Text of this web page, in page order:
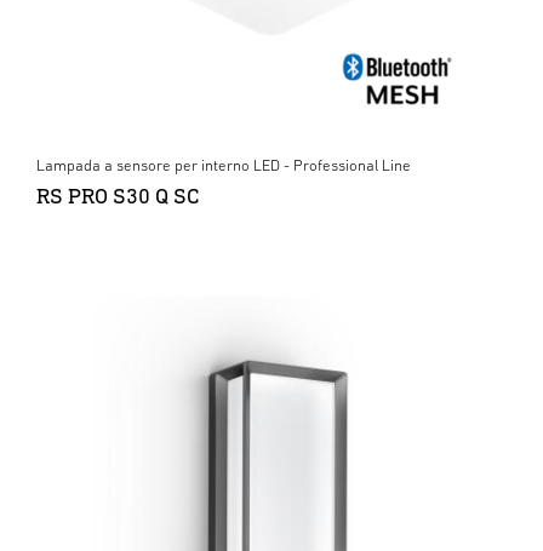
Lampada a sensore per interno LED - Professional Line
RS PRO S30 Q SC